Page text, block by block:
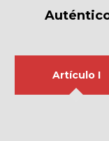
Artículo I